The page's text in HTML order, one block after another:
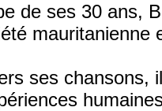
de ses 30 ans,
mauritanienne
ses chansons,